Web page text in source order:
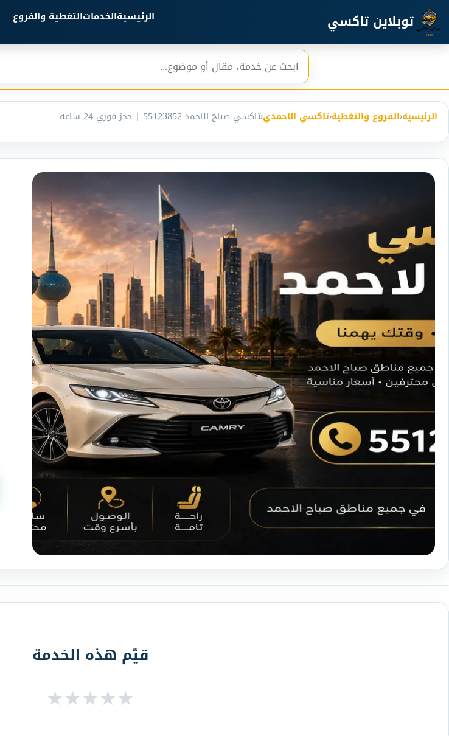
تخطي إلى المحتوى الرئيسي
توبلاين تاكسي الرئيسيةالخدماتالتغطية والفروع
بحث
الرئيسية‹الفروع والتغطية‹تاكسي الاحمدي‹تاكسي صباح الاحمد 55123852 | حجز فوري 24 ساعة
قيّم هذه الخدمة
★★★★★